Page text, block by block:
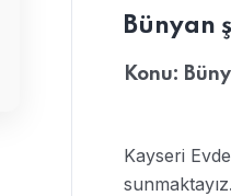
Bünyan
Konu:
Kayseri